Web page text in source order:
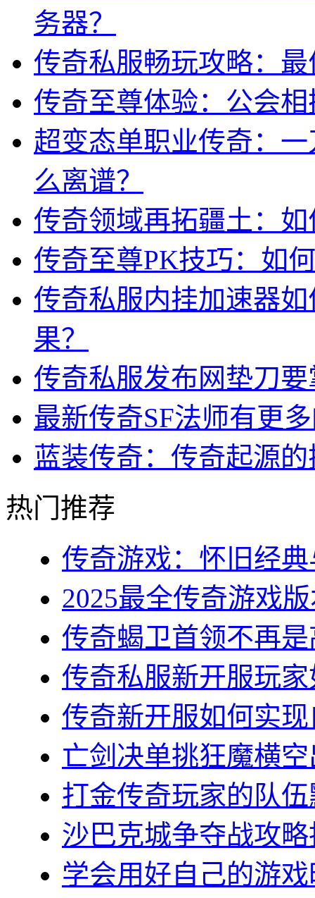
务器？
传奇私服畅玩攻略：
传奇至尊体验：公会
超变态单职业传奇：
么离谱？
传奇领域再拓疆土：
传奇至尊PK技巧：如
传奇私服内挂加速器
果？
传奇私服发布网垫刀
最新传奇SF法师有更
蓝装传奇：传奇起源
热门推荐
传奇游戏：怀旧经
2025最全传奇游戏
传奇蝎卫首领不再
传奇私服新开服玩
传奇新开服如何实
亡剑决单挑狂魔横
打金传奇玩家的队
沙巴克城争夺战攻
学会用好自己的游